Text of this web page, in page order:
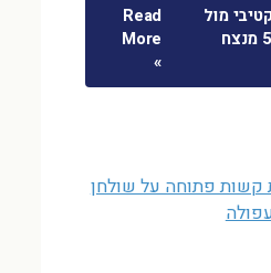
מול
פסיבי: למה 50:50 מנצח
Read
More
»